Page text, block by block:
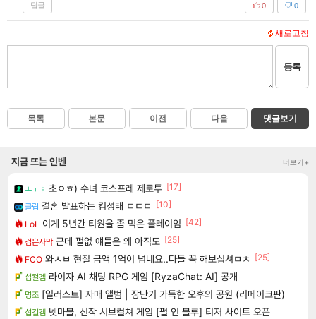
답글 0
0
새로고침
등록
목록 본문 이전 다음 댓글보기
지금 뜨는 인벤 더보기+
ㅗㅜㅑ 초ㅇㅎ) 수녀 코스프레 제로투 [17]
클립 결혼 발표하는 킴성태 ㄷㄷㄷ
[10]
LoL 이게 5년간 티원을 좀 먹은 플레이임 [42]
검은사막 근데 펄없 얘들은 왜 아직도 [25]
FCO 와ㅅㅂ 현질 금액 1억이 넘네요..다들 꼭 해보십셔ㅁㅊ
[25]
섭컬겜 라이자 AI 채팅 RPG 게임 [RyzaChat: AI] 공개
명조 [일러스트] 자매 앨범 | 장난기 가득한 오후의 공원 (리메이크판)
섭컬겜 넷마블, 신작 서브컬쳐 게임 [펄 인 블루] 티저 사이트 오픈